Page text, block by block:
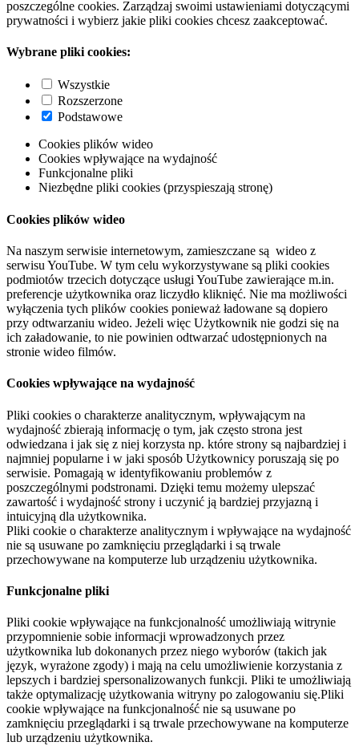
poszczególne cookies. Zarządzaj swoimi ustawieniami dotyczącymi
prywatności i wybierz jakie pliki cookies chcesz zaakceptować.
Wybrane pliki cookies:
Wszystkie
Rozszerzone
Podstawowe
Cookies plików wideo
Cookies wpływające na wydajność
Funkcjonalne pliki
Niezbędne pliki cookies (przyspieszają stronę)
Cookies plików wideo
Na naszym serwisie internetowym, zamieszczane są wideo z
serwisu YouTube. W tym celu wykorzystywane są pliki cookies
podmiotów trzecich dotyczące usługi YouTube zawierające m.in.
preferencje użytkownika oraz liczydło kliknięć. Nie ma możliwości
wyłączenia tych plików cookies ponieważ ładowane są dopiero
przy odtwarzaniu wideo. Jeżeli więc Użytkownik nie godzi się na
ich załadowanie, to nie powinien odtwarzać udostępnionych na
stronie wideo filmów.
Cookies wpływające na wydajność
Pliki cookies o charakterze analitycznym, wpływającym na
wydajność zbierają informację o tym, jak często strona jest
odwiedzana i jak się z niej korzysta np. które strony są najbardziej i
najmniej popularne i w jaki sposób Użytkownicy poruszają się po
serwisie. Pomagają w identyfikowaniu problemów z
poszczególnymi podstronami. Dzięki temu możemy ulepszać
zawartość i wydajność strony i uczynić ją bardziej przyjazną i
intuicyjną dla użytkownika.
Pliki cookie o charakterze analitycznym i wpływające na wydajność
nie są usuwane po zamknięciu przeglądarki i są trwale
przechowywane na komputerze lub urządzeniu użytkownika.
Funkcjonalne pliki
Pliki cookie wpływające na funkcjonalność umożliwiają witrynie
przypomnienie sobie informacji wprowadzonych przez
użytkownika lub dokonanych przez niego wyborów (takich jak
język, wyrażone zgody) i mają na celu umożliwienie korzystania z
lepszych i bardziej spersonalizowanych funkcji. Pliki te umożliwiają
także optymalizację użytkowania witryny po zalogowaniu się.Pliki
cookie wpływające na funkcjonalność nie są usuwane po
zamknięciu przeglądarki i są trwale przechowywane na komputerze
lub urządzeniu użytkownika.